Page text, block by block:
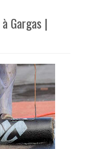
Gargas |